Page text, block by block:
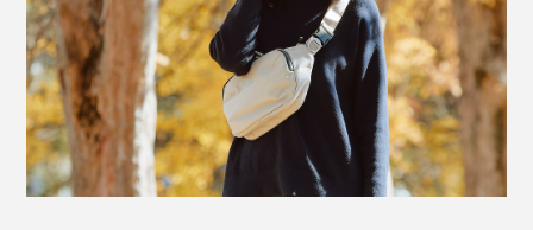
＜フロントルーム＞
前面に「ペンホルダー」と、リップクリームやサングラ
スが入る横長の「ファスナー付きメッシュポケット」。
背面に「オープンのメッシュポケット」2つと「鍵ルー
プ」、バックルームに通じる「ケーブル通し穴」。スマ
ホと充電バッテリーを繋いだ状態で、別々に収納できま